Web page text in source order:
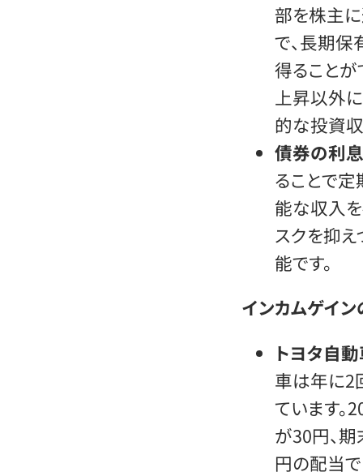
部を株主
で、長期
得ることが
上昇以外
的な投資
債券の利
ることで
能な収入を
スクを抑
能です。
インカムゲイ
トヨタ自
車は年に2
ています
が30円、
円の配当で